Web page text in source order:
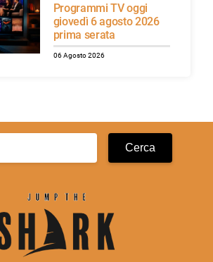
Programmi TV oggi
giovedì 6 agosto 2026
prima serata
06 Agosto 2026